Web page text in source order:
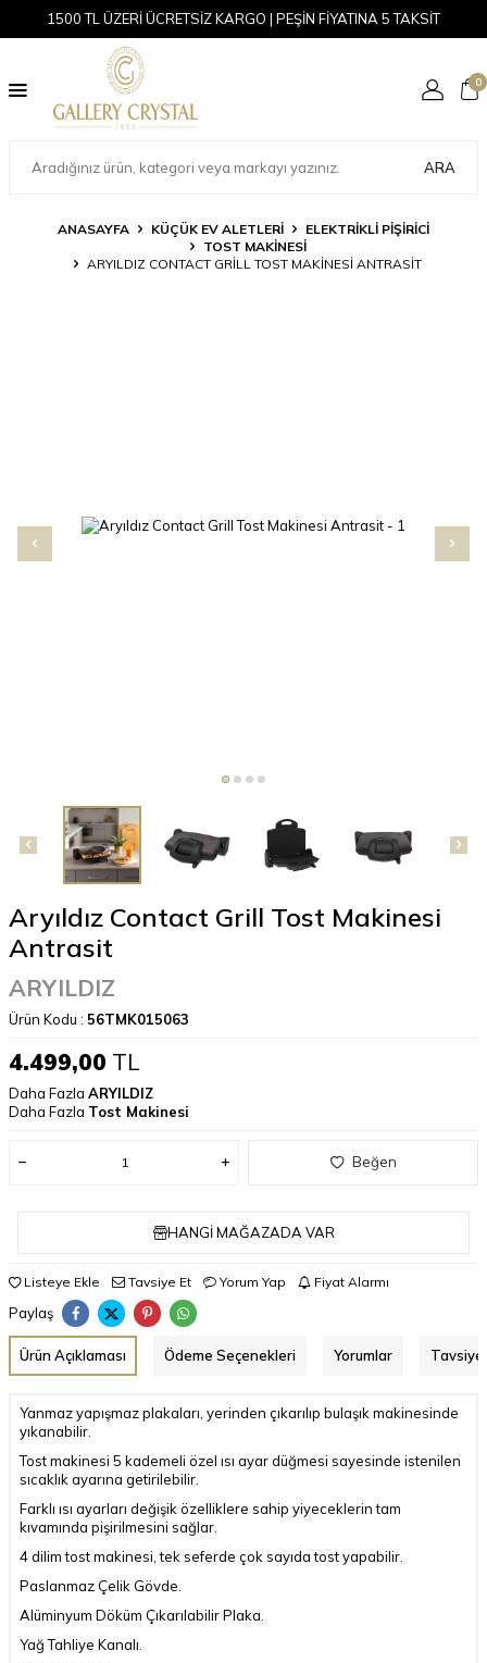
1500 TL ÜZERİ ÜCRETSİZ KARGO | PEŞİN FİYATINA 5 TAKSİT
ARA
0
ANASAYFA KÜÇÜK EV ALETLERI
ELEKTRIKLI PIŞIRICI
TOST MAKINESI
ARYILDIZ CONTACT GRILL TOST MAKINESI ANTRASIT
Aryıldız Contact Grill Tost Makinesi
Antrasit
ARYILDIZ
Ürün Kodu : 56TMK015063
4.499,00 TL
Daha Fazla ARYILDIZ
Daha Fazla Tost Makinesi
Beğen
HANGI MAĞAZADA VAR
Listeye Ekle Tavsiye Et Yorum Yap Fiyat Alarmı
Paylaş
Ürün Açıklaması Ödeme Seçenekleri Yorumlar Tavsiye
Yanmaz yapışmaz plakaları, yerinden çıkarılıp bulaşık makinesinde
yıkanabilir.
Tost makinesi 5 kademeli özel ısı ayar düğmesi sayesinde istenilen
sıcaklık ayarına getirilebilir.
Farklı ısı ayarları değişik özelliklere sahip yiyeceklerin tam
kıvamında pişirilmesini sağlar.
4 dilim tost makinesi, tek seferde çok sayıda tost yapabilir.
Paslanmaz Çelik Gövde.
Alüminyum Döküm Çıkarılabilir Plaka.
Yağ Tahliye Kanalı.